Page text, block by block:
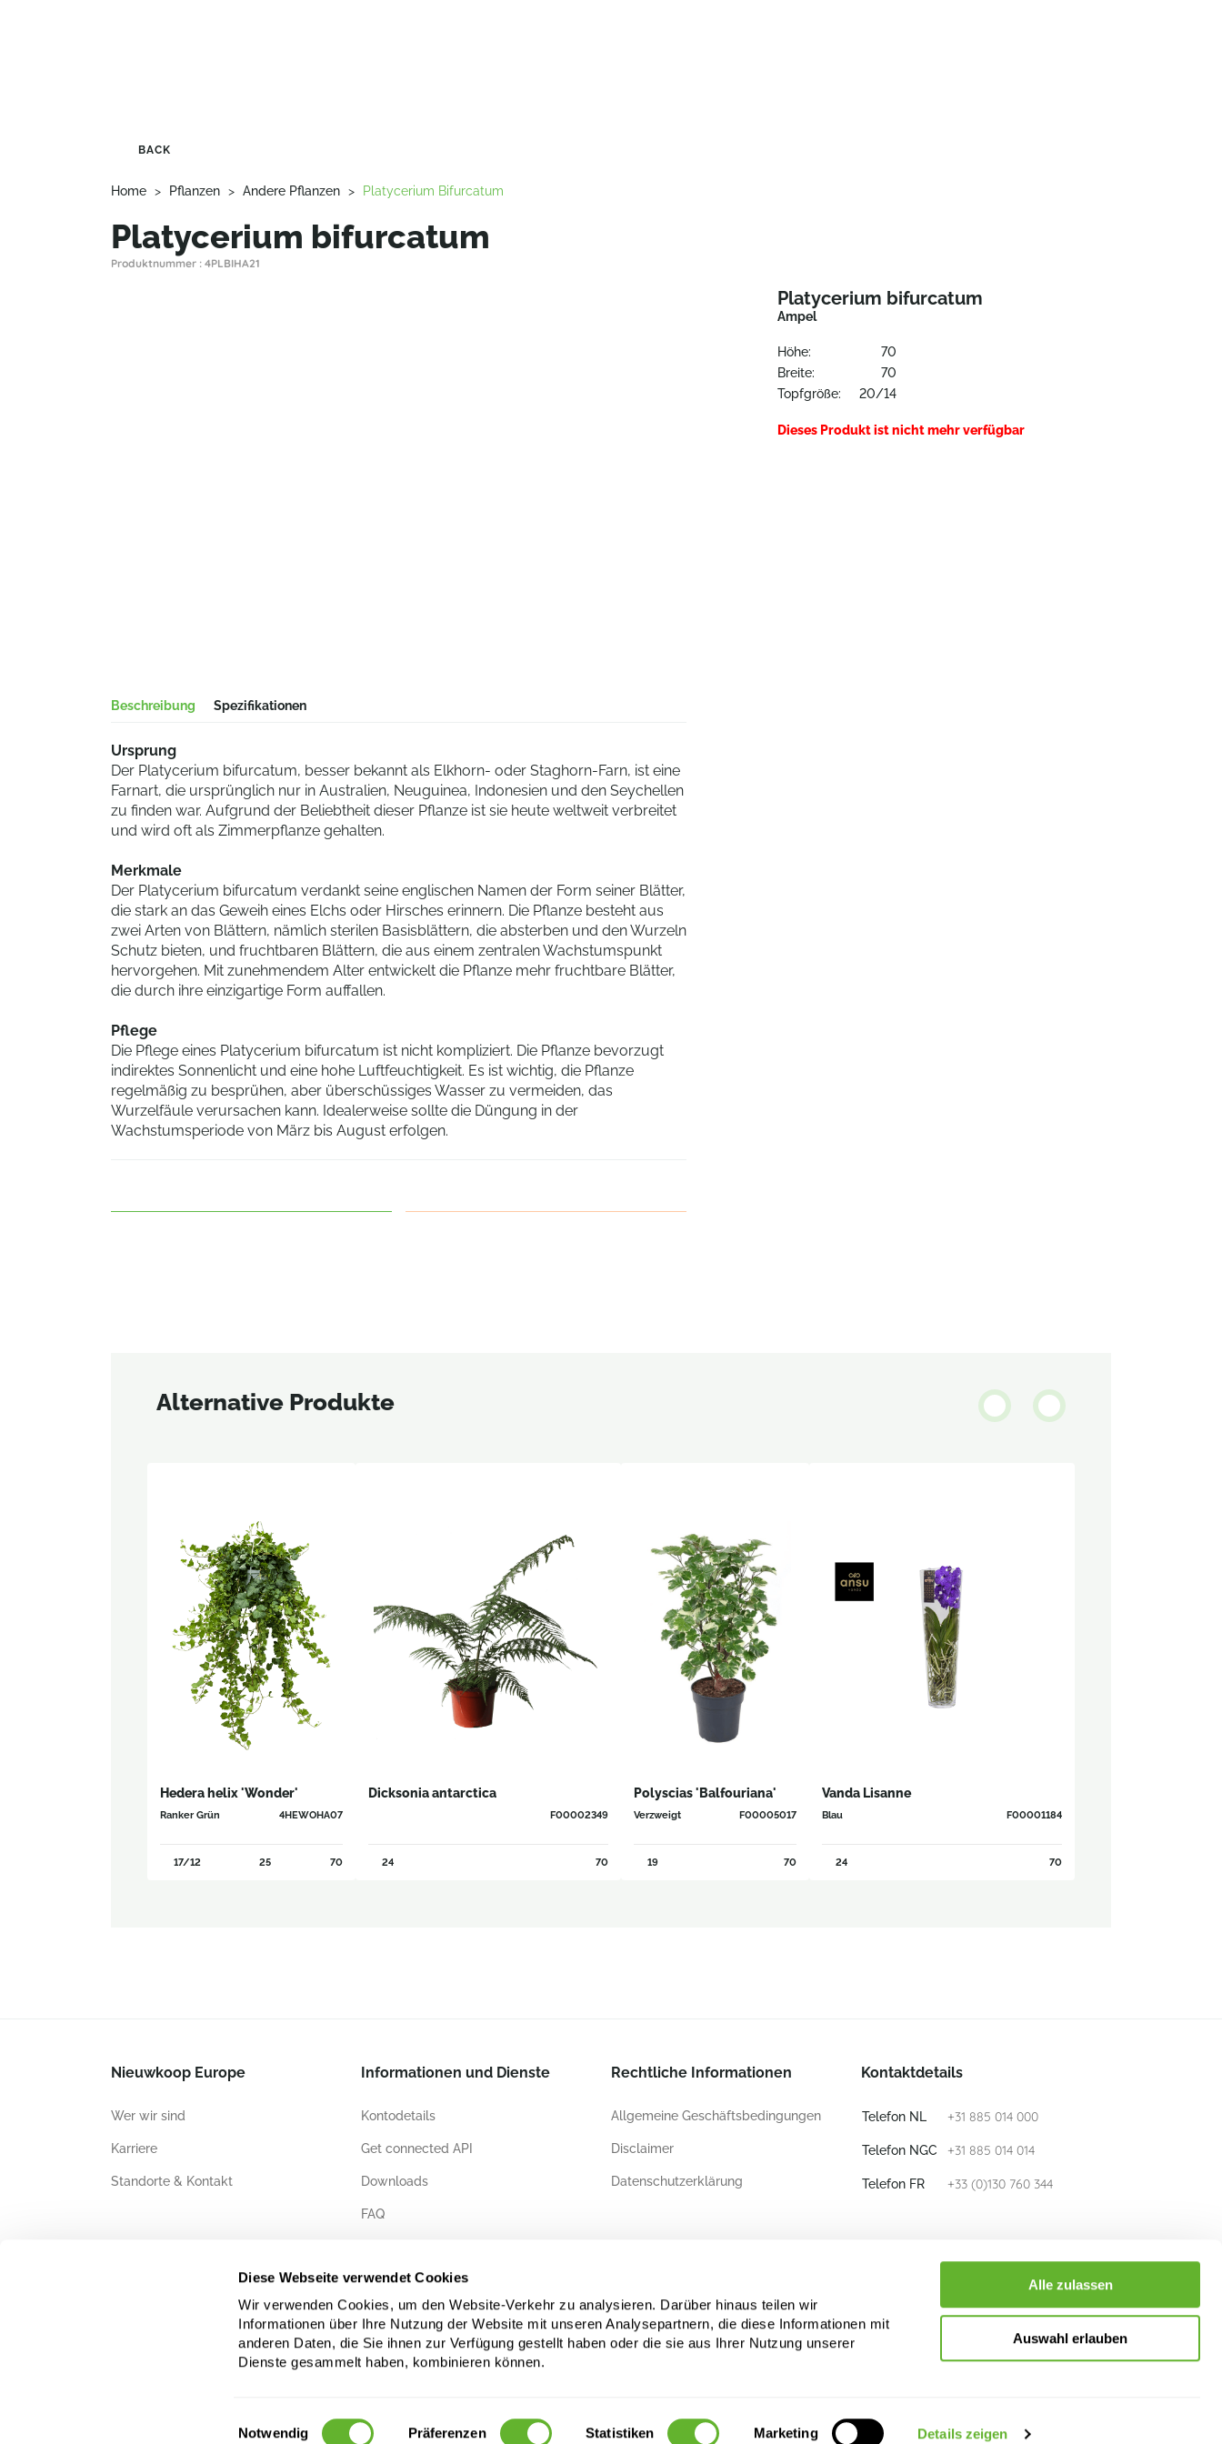
Diese Webseite verwendet Cookies
Wir verwenden Cookies, um den Website-Verkehr zu analysieren. Darüber hinaus teilen wir
Informationen über Ihre Nutzung der Website mit unseren Analysepartnern, die diese Informationen mit
anderen Daten, die Sie ihnen zur Verfügung gestellt haben oder die sie aus Ihrer Nutzung unserer
Dienste gesammelt haben, kombinieren können.
Einwilligungsauswahl
Notwendig Präferenzen Statistiken Marketing Details zeigen
Alle zulassen
Auswahl erlauben
BACK
Home > Pflanzen > Andere Pflanzen > Platycerium Bifurcatum
Platycerium bifurcatum
Produktnummer : 4PLBIHA21
Beschreibung Spezifikationen
Ursprung
Der Platycerium bifurcatum, besser bekannt als Elkhorn- oder Staghorn-Farn, ist eine
Farnart, die ursprünglich nur in Australien, Neuguinea, Indonesien und den Seychellen
zu finden war. Aufgrund der Beliebtheit dieser Pflanze ist sie heute weltweit verbreitet
und wird oft als Zimmerpflanze gehalten.
Merkmale
Der Platycerium bifurcatum verdankt seine englischen Namen der Form seiner Blätter,
die stark an das Geweih eines Elchs oder Hirsches erinnern. Die Pflanze besteht aus
zwei Arten von Blättern, nämlich sterilen Basisblättern, die absterben und den Wurzeln
Schutz bieten, und fruchtbaren Blättern, die aus einem zentralen Wachstumspunkt
hervorgehen. Mit zunehmendem Alter entwickelt die Pflanze mehr fruchtbare Blätter,
die durch ihre einzigartige Form auffallen.
Pflege
Die Pflege eines Platycerium bifurcatum ist nicht kompliziert. Die Pflanze bevorzugt
indirektes Sonnenlicht und eine hohe Luftfeuchtigkeit. Es ist wichtig, die Pflanze
regelmäßig zu besprühen, aber überschüssiges Wasser zu vermeiden, das
Wurzelfäule verursachen kann. Idealerweise sollte die Düngung in der
Wachstumsperiode von März bis August erfolgen.
Platycerium bifurcatum
Ampel
Höhe:
70
Breite:
70
Topfgröße:
20/14
Dieses Produkt ist nicht mehr verfügbar
Alternative Produkte
Hedera helix 'Wonder'
Ranker Grün 4HEWOHA07
17/12 25 70
Dicksonia antarctica
F00002349
24 70
Polyscias 'Balfouriana'
Verzweigt F00005017
19 70
Vanda Lisanne
Blau F00001184
24 70
Nieuwkoop Europe
Wer wir sind
Karriere
Standorte & Kontakt
Informationen und Dienste
Kontodetails
Get connected API
Downloads
FAQ
Rechtliche Informationen
Allgemeine Geschäftsbedingungen
Disclaimer
Datenschutzerklärung
Kontaktdetails
Telefon NL +31 885 014 000
Telefon NGC +31 885 014 014
Telefon FR +33 (0)130 760 344
info@nieuwkoop-europe.com
Folge uns
Das Daten-, Text- und Bildmaterial auf dieser Website ist urheber- und/oder datenbankrechtlich geschützt. Die unerlaubte Nutzung kann eine Verletzung der Rechte von Nieuwkoop Europe B.V. und/oder ihrer